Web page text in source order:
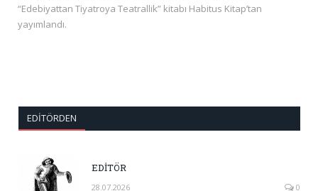
“Edebiyattan Tiyatroya Teatrallik” kitabı Habitus Kitap’tan
yayımlandı.
EDITÖRDEN
EDİTÖR
28.07.2026 0